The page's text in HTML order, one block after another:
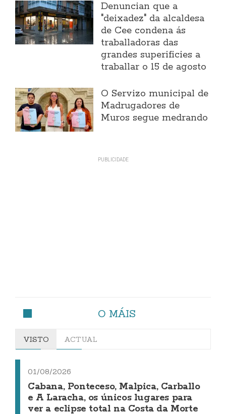
Denuncian que a
"deixadez" da alcaldesa
de Cee condena ás
traballadoras das
grandes superificies a
traballar o 15 de agosto
O Servizo municipal de
Madrugadores de
Muros segue medrando
O MÁIS
VISTO ACTUAL
01/08/2026
Cabana, Ponteceso, Malpica, Carballo
e A Laracha, os únicos lugares para
ver a eclipse total na Costa da Morte